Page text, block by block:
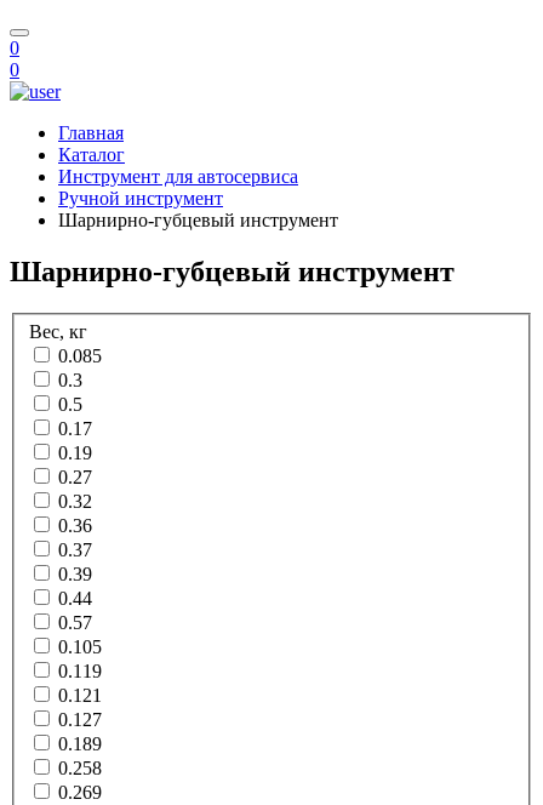
0
0
Главная
Каталог
Инструмент для автосервиса
Ручной инструмент
Шарнирно-губцевый инструмент
Шарнирно-губцевый инструмент
Вес, кг
0.085
0.3
0.5
0.17
0.19
0.27
0.32
0.36
0.37
0.39
0.44
0.57
0.105
0.119
0.121
0.127
0.189
0.258
0.269